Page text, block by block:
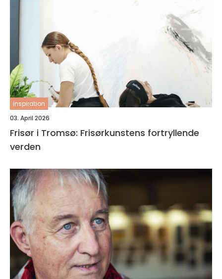
inspiration
03. April 2026
Frisør i Tromsø: Frisørkunstens fortryllende
verden